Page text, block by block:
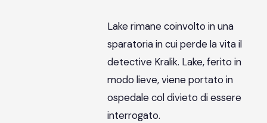
Lake rimane coinvolto in una
sparatoria in cui perde la vita il
detective Kralik. Lake, ferito in
modo lieve, viene portato in
ospedale col divieto di essere
interrogato.